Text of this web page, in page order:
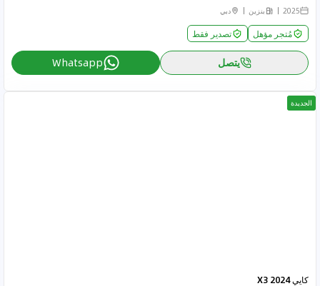
2025 بنزين دبي
مُتجر مؤهل تصدير فقط
يتصل Whatsapp
الجديدة
كايي X3 2024